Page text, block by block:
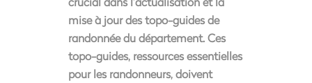
mise à jour des topo-guides de
randonnée du département. Ces
topo-guides, ressources essentielles
pour les randonneurs, doivent